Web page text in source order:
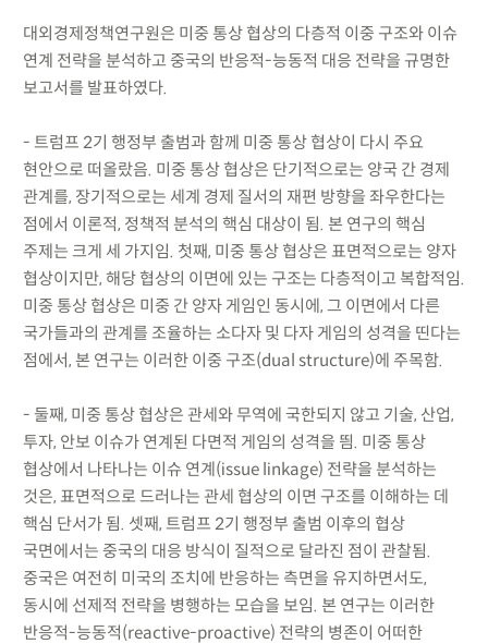
대외경제정책연구원은 미중 통상 협상의 다층적 이중 구조와 이슈
연계 전략을 분석하고 중국의 반응적-능동적 대응 전략을 규명한
보고서를 발표하였다.
- 트럼프 2기 행정부 출범과 함께 미중 통상 협상이 다시 주요
현안으로 떠올랐음. 미중 통상 협상은 단기적으로는 양국 간 경제
관계를, 장기적으로는 세계 경제 질서의 재편 방향을 좌우한다는
점에서 이론적, 정책적 분석의 핵심 대상이 됨. 본 연구의 핵심
주제는 크게 세 가지임. 첫째, 미중 통상 협상은 표면적으로는 양자
협상이지만, 해당 협상의 이면에 있는 구조는 다층적이고 복합적임.
미중 통상 협상은 미중 간 양자 게임인 동시에, 그 이면에서 다른
국가들과의 관계를 조율하는 소다자 및 다자 게임의 성격을 띤다는
점에서, 본 연구는 이러한 이중 구조(dual structure)에 주목함.
- 둘째, 미중 통상 협상은 관세와 무역에 국한되지 않고 기술, 산업,
투자, 안보 이슈가 연계된 다면적 게임의 성격을 띔. 미중 통상
협상에서 나타나는 이슈 연계(issue linkage) 전략을 분석하는
것은, 표면적으로 드러나는 관세 협상의 이면 구조를 이해하는 데
핵심 단서가 됨. 셋째, 트럼프 2기 행정부 출범 이후의 협상
국면에서는 중국의 대응 방식이 질적으로 달라진 점이 관찰됨.
중국은 여전히 미국의 조치에 반응하는 측면을 유지하면서도,
동시에 선제적 전략을 병행하는 모습을 보임. 본 연구는 이러한
반응적-능동적(reactive-proactive) 전략의 병존이 어떠한